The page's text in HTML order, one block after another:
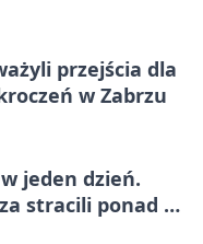
przejścia dla
w Zabrzu
jeden dzień.
stracili ponad 6